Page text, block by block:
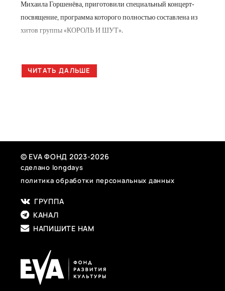
Михаила Горшенёва, приготовили специальный концерт-
посвящение, программа которого полностью составлена из
хитов группы «КОРОЛЬ И ШУТ».
ЧИТАТЬ ДАЛЬШЕ
© EVA ФОНД 2023-2026
сделано longdays
политика обработки персональных данных
ГРУППА
КАНАЛ
НАПИШИТЕ НАМ